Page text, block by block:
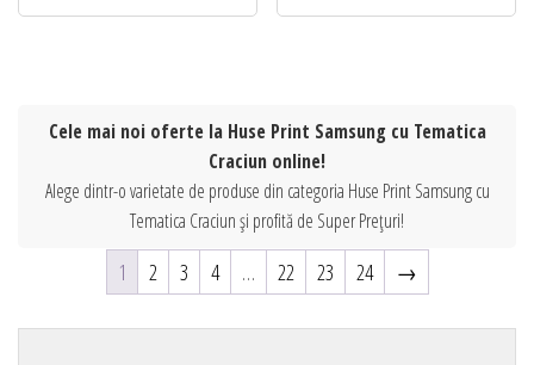
Cele mai noi oferte la Huse Print Samsung cu Tematica
Craciun online!
Alege dintr-o varietate de produse din categoria Huse Print Samsung cu
Tematica Craciun și profită de Super Prețuri!
1 2 3 4 … 22 23 24 →